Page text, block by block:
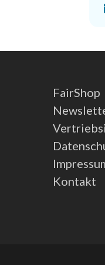
FairShop
Kontakt